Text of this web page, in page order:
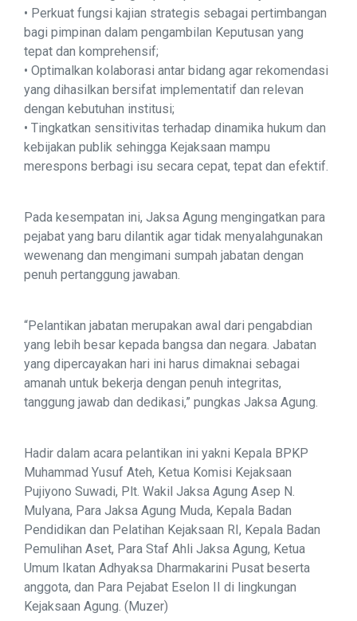
• Perkuat fungsi kajian strategis sebagai pertimbangan
bagi pimpinan dalam pengambilan Keputusan yang
tepat dan komprehensif;
• Optimalkan kolaborasi antar bidang agar rekomendasi
yang dihasilkan bersifat implementatif dan relevan
dengan kebutuhan institusi;
• Tingkatkan sensitivitas terhadap dinamika hukum dan
kebijakan publik sehingga Kejaksaan mampu
merespons berbagi isu secara cepat, tepat dan efektif.
Pada kesempatan ini, Jaksa Agung mengingatkan para
pejabat yang baru dilantik agar tidak menyalahgunakan
wewenang dan mengimani sumpah jabatan dengan
penuh pertanggung jawaban.
“Pelantikan jabatan merupakan awal dari pengabdian
yang lebih besar kepada bangsa dan negara. Jabatan
yang dipercayakan hari ini harus dimaknai sebagai
amanah untuk bekerja dengan penuh integritas,
tanggung jawab dan dedikasi,” pungkas Jaksa Agung.
Hadir dalam acara pelantikan ini yakni Kepala BPKP
Muhammad Yusuf Ateh, Ketua Komisi Kejaksaan
Pujiyono Suwadi, Plt. Wakil Jaksa Agung Asep N.
Mulyana, Para Jaksa Agung Muda, Kepala Badan
Pendidikan dan Pelatihan Kejaksaan RI, Kepala Badan
Pemulihan Aset, Para Staf Ahli Jaksa Agung, Ketua
Umum Ikatan Adhyaksa Dharmakarini Pusat beserta
anggota, dan Para Pejabat Eselon II di lingkungan
Kejaksaan Agung. (Muzer)